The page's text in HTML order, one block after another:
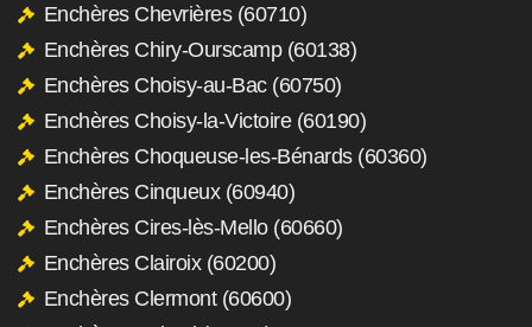
Enchères Chevrières (60710)
Enchères Chiry-Ourscamp (60138)
Enchères Choisy-au-Bac (60750)
Enchères Choisy-la-Victoire (60190)
Enchères Choqueuse-les-Bénards (60360)
Enchères Cinqueux (60940)
Enchères Cires-lès-Mello (60660)
Enchères Clairoix (60200)
Enchères Clermont (60600)